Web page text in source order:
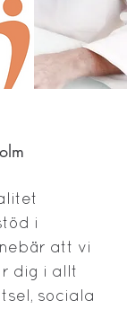
MED
i
att vi
dig i allt
sociala